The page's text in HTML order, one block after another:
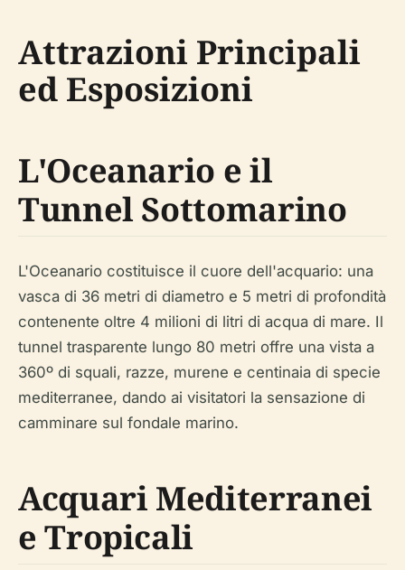
Attrazioni Principali
ed Esposizioni
L'Oceanario e il
Tunnel Sottomarino
L'Oceanario costituisce il cuore dell'acquario: una
vasca di 36 metri di diametro e 5 metri di profondità
contenente oltre 4 milioni di litri di acqua di mare. Il
tunnel trasparente lungo 80 metri offre una vista a
360º di squali, razze, murene e centinaia di specie
mediterranee, dando ai visitatori la sensazione di
camminare sul fondale marino.
Acquari Mediterranei
e Tropicali